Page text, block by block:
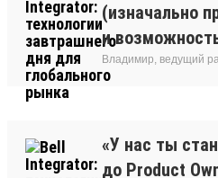
(изначально
и
Владимир, ведущий
«У нас ты
до Product